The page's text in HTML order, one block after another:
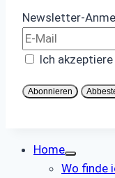
Newsletter-
Ich
Abonnieren
Home
Wo finde